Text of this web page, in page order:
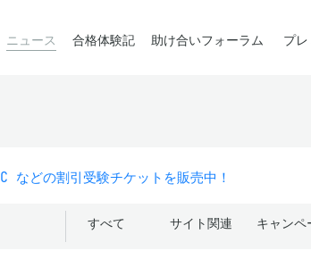
ニュース 合格体験記 助け合いフォーラム プ
どの割引受験チケットを販売中！
すべて サイト関連 キャンペ